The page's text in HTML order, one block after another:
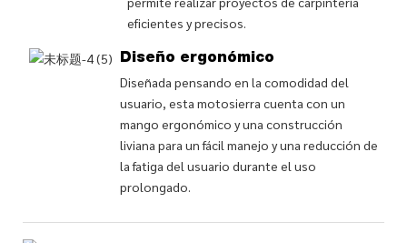
eficientes y precisos.
Diseño ergonómico
Diseñada pensando en la comodidad del
usuario, esta motosierra cuenta con un
mango ergonómico y una construcción
liviana para un fácil manejo y una reducción de
la fatiga del usuario durante el uso
prolongado.